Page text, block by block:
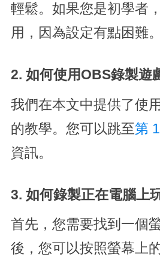
輕鬆。如果您是初學者
用，因為設定有點困難。
2. 如何使用OBS錄製遊
我們在本文中提供了使
的教學。您可以跳至第
資訊。
3. 如何錄製正在電腦上
首先，您需要找到一個
後，您可以按照螢幕上